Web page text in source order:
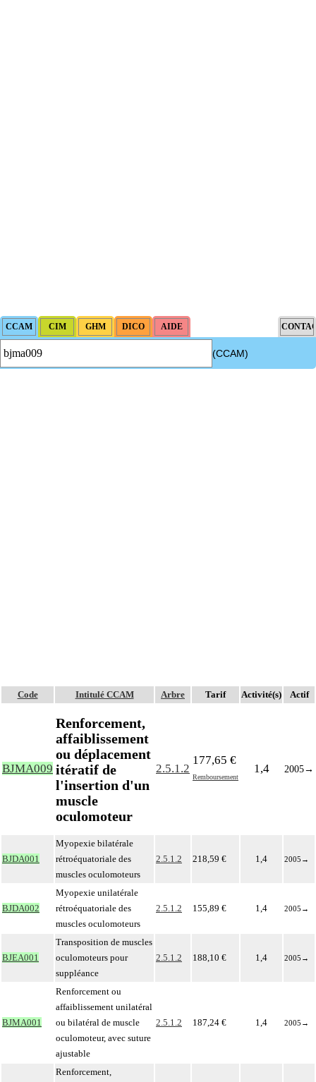
(CCAM)
Code Intitulé CCAM Arbre Tarif Activité(s) Actif
BJMA009
Renforcement,
affaiblissement
ou déplacement
itératif de
l'insertion d'un
muscle
oculomoteur
2.5.1.2
177,65 €
Remboursement
1,4 2005→
BJDA001
Myopexie bilatérale
rétroéquatoriale des
muscles oculomoteurs
2.5.1.2 218,59 € 1,4 2005 →
BJDA002
Myopexie unilatérale
rétroéquatoriale des
muscles oculomoteurs
2.5.1.2 155,89 € 1,4 2005 →
BJEA001
Transposition de muscles
oculomoteurs pour
suppléance
2.5.1.2 188,10 € 1,4 2005 →
BJMA001
Renforcement ou
affaiblissement unilatéral
ou bilatéral de muscle
oculomoteur, avec suture
ajustable
2.5.1.2 187,24 € 1,4 2005 →
Renforcement,